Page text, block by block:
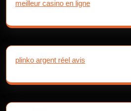
meilleur casino en ligne
plinko argent réel avis